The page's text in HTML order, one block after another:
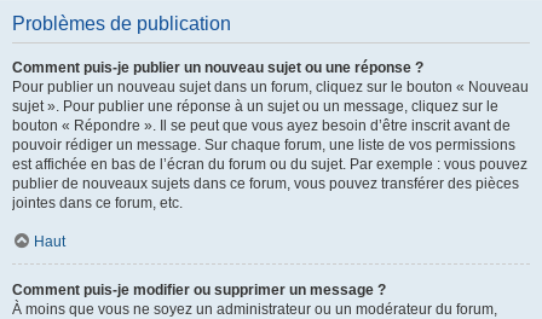
Problèmes de publication
Comment puis-je publier un nouveau sujet ou une réponse ?
Pour publier un nouveau sujet dans un forum, cliquez sur le bouton « Nouveau
sujet ». Pour publier une réponse à un sujet ou un message, cliquez sur le
bouton « Répondre ». Il se peut que vous ayez besoin d’être inscrit avant de
pouvoir rédiger un message. Sur chaque forum, une liste de vos permissions
est affichée en bas de l’écran du forum ou du sujet. Par exemple : vous pouvez
publier de nouveaux sujets dans ce forum, vous pouvez transférer des pièces
jointes dans ce forum, etc.
Haut
Comment puis-je modifier ou supprimer un message ?
À moins que vous ne soyez un administrateur ou un modérateur du forum,